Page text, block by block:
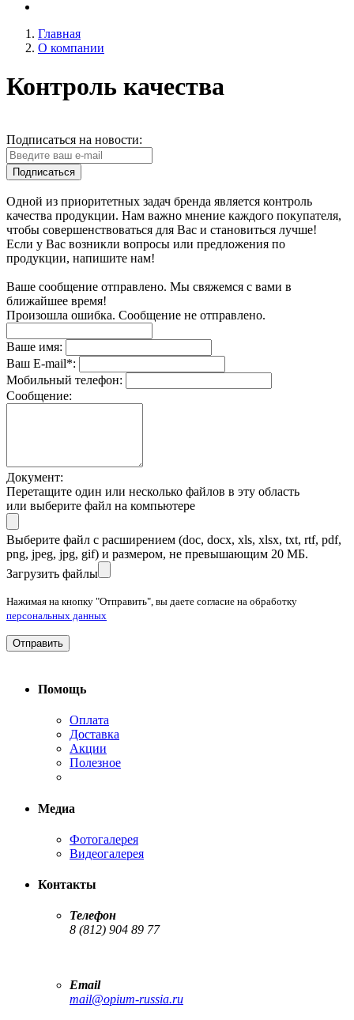
Главная
О компании
Контроль качества
Подписаться на новости:
Подписаться
Одной из приоритетных задач бренда является контроль
качества продукции. Нам важно мнение каждого покупателя,
чтобы совершенствоваться для Вас и становиться лучше!
Если у Вас возникли вопросы или предложения по
продукции, напишите нам!
Ваше сообщение отправлено. Мы свяжемся с вами в
ближайшее время!
Произошла ошибка. Сообщение не отправлено.
Ваше имя:
Ваш E-mail*:
Мобильный телефон:
Сообщение:
Документ:
Перетащите один или несколько файлов в эту область
или выберите файл на компьютере
Выберите файл с расширением (doc, docx, xls, xlsx, txt, rtf, pdf,
png, jpeg, jpg, gif) и размером, не превышающим 20 МБ.
Загрузить файлы
Нажимая на кнопку "Отправить", вы даете согласие на обработку
персональных данных
Отправить
Помощь
Оплата
Доставка
Акции
Полезное
Медиа
Фотогалерея
Видеогалерея
Контакты
Телефон
8 (812) 904 89 77
Email
mail@opium-russia.ru